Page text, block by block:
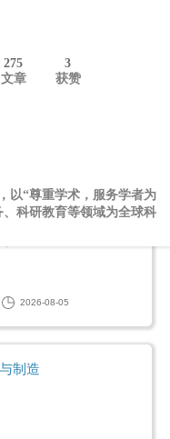
275
文章
3
获赞
以“尊重学术，服务学者为
科研教育等领域为全球科
智能
2026-08-05
制造